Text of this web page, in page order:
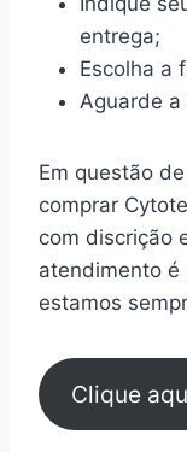
entrega;
Escolha a
Aguarde a
Em questão
comprar
com discrição
atendimento
estamos
Clique